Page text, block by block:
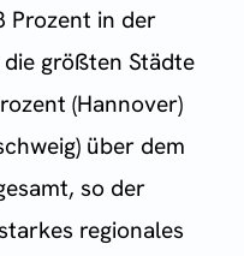
Prozent in der
die größten Städte
(Hannover)
über dem
so der
regionales